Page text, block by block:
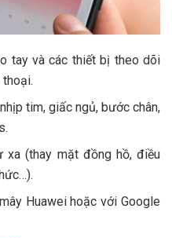
tay và các thiết bị theo dõi
tim, giấc ngủ, bước chân,
(thay mặt đồng hồ, điều
Huawei hoặc với Google